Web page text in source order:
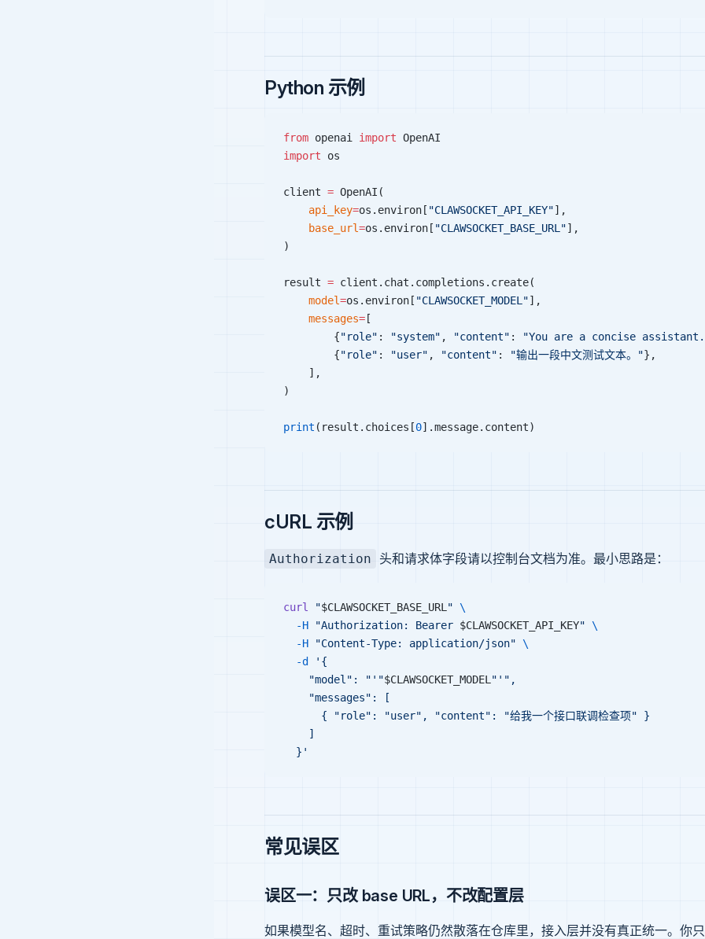
Python 示例
from openai import OpenAI
import os
client = OpenAI(
    api_key
=os.environ[ "CLAWSOCKET_API_KEY"],
    base_url
=os.environ[ "CLAWSOCKET_BASE_URL"],
)
result = client.chat.completions.create(
    model
=os.environ[ "CLAWSOCKET_MODEL"],
    messages
= [
        {
"role" : "system" , "content" :
"You are a concise
        {
"role" : "user" , "content" : "输出一段中文测试文本。"},
    ],
)
print (result.choices[0].message.content)
cURL 示例
Authorization 头和请求体字段请以控制台文档为准。最小思路是：
curl "$CLAWSOCKET_BASE_URL " \
  -H
"Authorization: Bearer $CLAWSOCKET_API_KEY" \
  -H
"Content-Type: application/json" \
  -d
'{
    "model": "'"
$CLAWSOCKET_MODEL "'",
    "messages": [
      { "role": "user", "content": "给我一个接口联调检查项" }
    ]
  }'
常见误区
误区一：只改 base URL，不改配置层
如果模型名、超时、重试策略仍然散落在仓库里，接入层并没有真正统一。你